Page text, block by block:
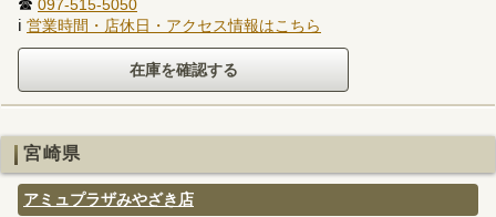
☎ 097-515-5050
ℹ 営業時間・店休日・アクセス情報はこちら
宮崎県
アミュプラザみやざき店